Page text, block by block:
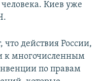
​Киев уже
что действия России,
к многочисленным
по правам